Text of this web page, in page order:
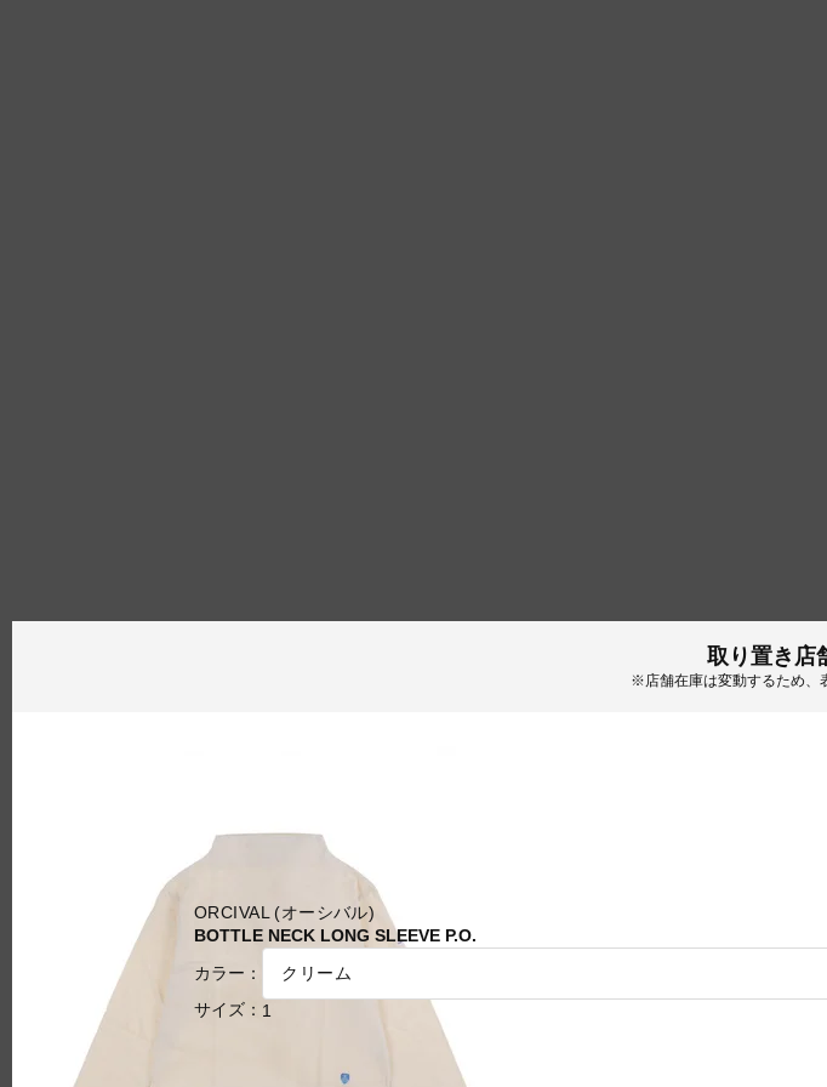
取り置き店
※店舗在庫は変動するため、
ORCIVAL (オーシバル)
BOTTLE NECK LONG SLEEVE P.O.
カラー：
サイズ： 1